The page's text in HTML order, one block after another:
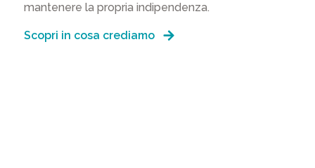
mantenere la propria indipendenza.
Scopri in cosa crediamo